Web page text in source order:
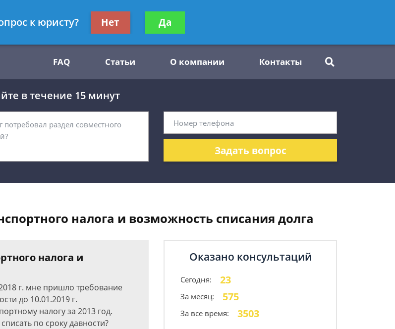
Получите консультацию
бесплатно
FAQ Статьи О компании Контакты
в течение 15 минут
Задать вопрос
налога и возможность списания долга
налога и
г. мне пришло требование
до 10.01.2019 г.
налогу за 2013 год.
по сроку давности?
Оказано консультаций
Сегодня: 23
За месяц: 575
За все время: 3503
к юристу? Нет Да